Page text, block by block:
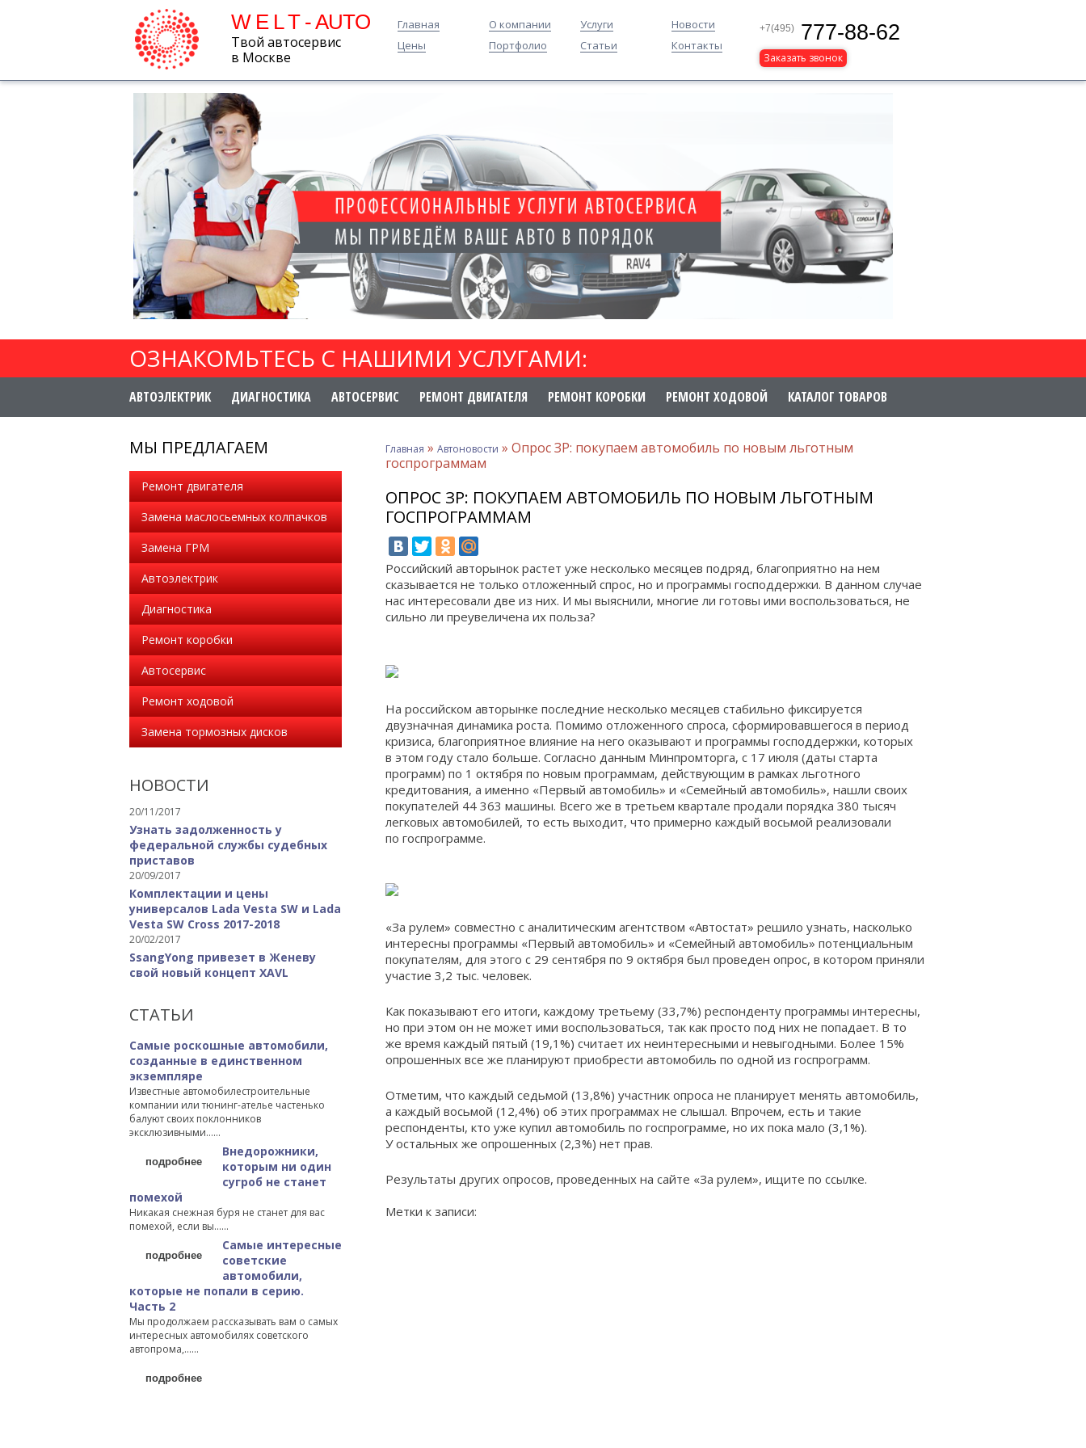
W E L T - AUTO
Твой автосервис
в Москве
Главная О компании Услуги
Новости
Цены
Портфолио Статьи Контакты
+7(495) 777-88-62
Заказать звонок
ОЗНАКОМЬТЕСЬ С НАШИМИ УСЛУГАМИ:
АВТОЭЛЕКТРИК ДИАГНОСТИКА АВТОСЕРВИС РЕМОНТ ДВИГАТЕЛЯ РЕМОНТ КОРОБКИ РЕМОНТ ХОДОВОЙ КАТАЛОГ ТОВАРОВ
МЫ ПРЕДЛАГАЕМ
Ремонт двигателя
Замена маслосьемных колпачков
Замена ГРМ
Автоэлектрик
Диагностика
Ремонт коробки
Автосервис
Ремонт ходовой
Замена тормозных дисков
НОВОСТИ
20/11/2017
Узнать задолженность у
федеральной службы судебных
приставов
20/09/2017
Комплектации и цены
универсалов Lada Vesta SW и Lada
Vesta SW Cross 2017-2018
20/02/2017
SsangYong привезет в Женеву
свой новый концепт XAVL
СТАТЬИ
Самые роскошные автомобили,
созданные в единственном
экземпляре
Известные автомобилестроительные
компании или тюнинг-ателье частенько
балуют своих поклонников
эксклюзивными…...
подробнее
Внедорожники,
которым ни один
сугроб не станет
помехой
Никакая снежная буря не станет для вас
помехой, если вы…...
подробнее
Самые интересные
советские
автомобили,
которые не попали в серию.
Часть 2
Мы продолжаем рассказывать вам о самых
интересных автомобилях советского
автопрома,…...
подробнее
Главная » Автоновости » Опрос ЗР: покупаем автомобиль по новым льготным
госпрограммам
ОПРОС ЗР: ПОКУПАЕМ АВТОМОБИЛЬ ПО НОВЫМ ЛЬГОТНЫМ
ГОСПРОГРАММАМ
Российский авторынок растет уже несколько месяцев подряд, благоприятно на нем
сказывается не только отложенный спрос, но и программы господдержки. В данном случае
нас интересовали две из них. И мы выяснили, многие ли готовы ими воспользоваться, не
сильно ли преувеличена их польза?
На российском авторынке последние несколько месяцев стабильно фиксируется
двузначная динамика роста. Помимо отложенного спроса, сформировавшегося в период
кризиса, благоприятное влияние на него оказывают и программы господдержки, которых
в этом году стало больше. Согласно данным Минпромторга, с 17 июля (даты старта
программ) по 1 октября по новым программам, действующим в рамках льготного
кредитования, а именно «Первый автомобиль» и «Семейный автомобиль», нашли своих
покупателей 44 363 машины. Всего же в третьем квартале продали порядка 380 тысяч
легковых автомобилей, то есть выходит, что примерно каждый восьмой реализовали
по госпрограмме.
«За рулем» совместно с аналитическим агентством «Автостат» решило узнать, насколько
интересны программы «Первый автомобиль» и «Семейный автомобиль» потенциальным
покупателям, для этого с 29 сентября по 9 октября был проведен опрос, в котором приняли
участие 3,2 тыс. человек.
Как показывают его итоги, каждому третьему (33,7%) респонденту программы интересны,
но при этом он не может ими воспользоваться, так как просто под них не попадает. В то
же время каждый пятый (19,1%) считает их неинтересными и невыгодными. Более 15%
опрошенных все же планируют приобрести автомобиль по одной из госпрограмм.
Отметим, что каждый седьмой (13,8%) участник опроса не планирует менять автомобиль,
а каждый восьмой (12,4%) об этих программах не слышал. Впрочем, есть и такие
респонденты, кто уже купил автомобиль по госпрограмме, но их пока мало (3,1%).
У остальных же опрошенных (2,3%) нет прав.
Результаты других опросов, проведенных на сайте «За рулем», ищите по ссылке.
Метки к записи: